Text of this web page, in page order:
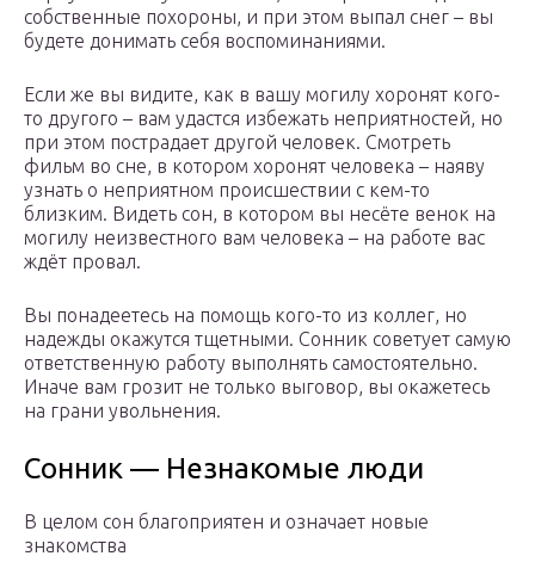
собственные похороны, и при этом выпал снег – вы
будете донимать себя воспоминаниями.
Если же вы видите, как в вашу могилу хоронят кого-
то другого – вам удастся избежать неприятностей, но
при этом пострадает другой человек. Смотреть
фильм во сне, в котором хоронят человека – наяву
узнать о неприятном происшествии с кем-то
близким. Видеть сон, в котором вы несёте венок на
могилу неизвестного вам человека – на работе вас
ждёт провал.
Вы понадеетесь на помощь кого-то из коллег, но
надежды окажутся тщетными. Сонник советует самую
ответственную работу выполнять самостоятельно.
Иначе вам грозит не только выговор, вы окажетесь
на грани увольнения.
Сонник — Незнакомые люди
В целом сон благоприятен и означает новые
знакомства